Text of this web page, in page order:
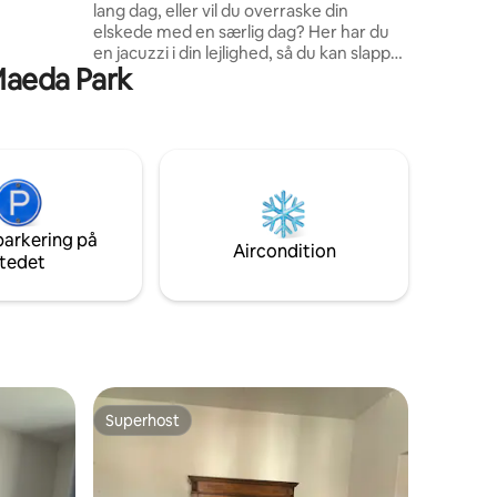
lang dag, eller vil du overraske din
elskede med en særlig dag? Her har du
en jacuzzi i din lejlighed, så du kan slappe
af og nyde livet. Alt dette i et sofistikeret
og charmerende miljø. Hvis du ønsker
jacuzzi på værelset kun til gæster. -
National mousserende vin og dekoration
Park
på
Aircondition
Superhost
Superhost